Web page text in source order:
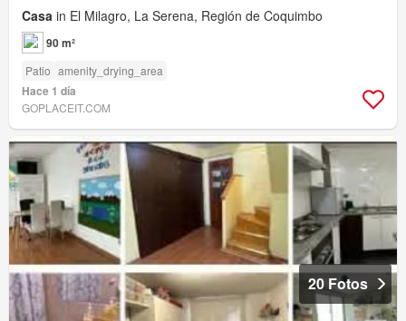
Casa in El Milagro, La Serena, Región de Coquimbo
90 m²
Patio amenity_drying_area
Hace 1 día
GOPLACEIT.COM
20 Fotos